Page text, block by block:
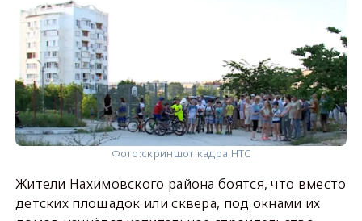
Фото:скриншот кадра НТС
Жители Нахимовского района боятся, что вместо
детских площадок или сквера, под окнами их